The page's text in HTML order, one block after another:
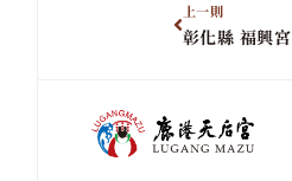
上一則
彰化縣 福興宮